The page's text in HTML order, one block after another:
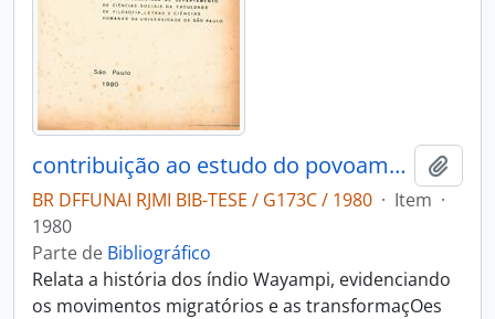
contribuição ao estudo do povoamento indígena da Guiana Brasileira um caso específico: os Waiãpi
BR DFFUNAI RJMI BIB-TESE / G173C / 1980 · Item ·
1980
Parte de Bibliográfico
Relata a história dos índio Wayampi, evidenciando
os movimentos migratórios e as transformaçOes